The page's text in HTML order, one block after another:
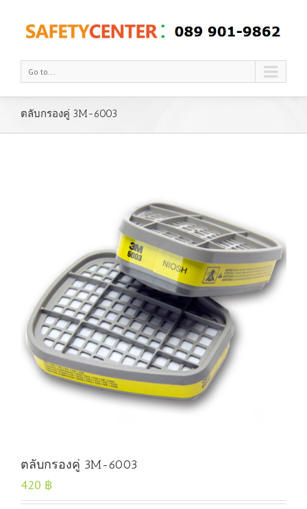
Go to...
ตลับกรองคู่ 3M-6003
ตลับกรองคู่ 3M-6003
420 ฿